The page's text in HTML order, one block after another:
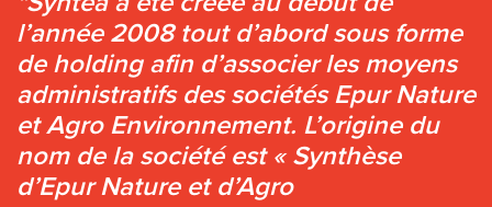
l’année 2008 tout d’abord sous forme
de holding afin d’associer les moyens
administratifs des sociétés Epur Nature
et Agro Environnement. L’origine du
nom de la société est « Synthèse
d’Epur Nature et d’Agro